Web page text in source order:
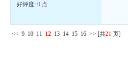
好评度:0 点
<< 9 10 11 12 13 14 15 16 >> [共21 页]